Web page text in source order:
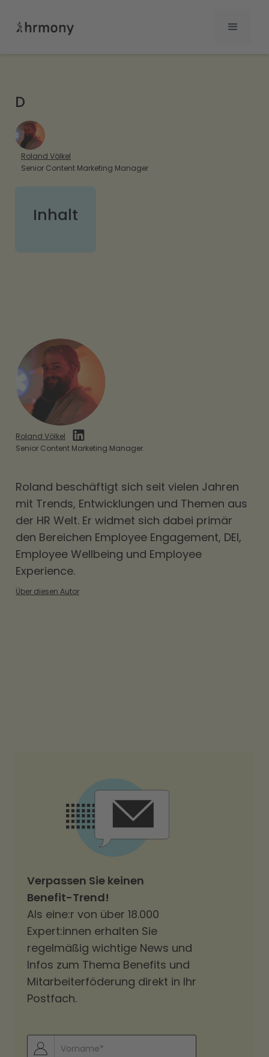
D
Roland Völkel
Senior Content Marketing Manager
Inhalt
Roland Völkel
Senior Content Marketing Manager.
Roland beschäftigt sich seit vielen Jahren
mit Trends, Entwicklungen und Themen aus
der HR Welt. Er widmet sich dabei primär
den Bereichen Employee Engagement, DEI,
Employee Wellbeing und Employee
Experience.
Über diesen Autor
Verpassen Sie keinen
Benefit-Trend!
Als eine:r von über 18.000
Expert:innen erhalten Sie
regelmäßig wichtige News und
Infos zum Thema Benefits und
Mitarbeiterföderung direkt in Ihr
Postfach.